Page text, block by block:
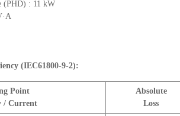
(PHD) : 11 kW
(IEC61800-9-2):
Point
/ Current
Absolute
Loss